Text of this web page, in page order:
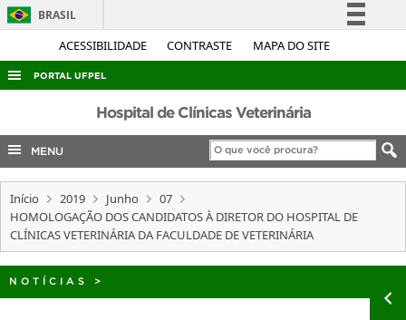
ACESSIBILIDADE CONTRASTE MAPA DO SITE
BRASIL
Simplifique!
Legislação
Canais
PORTAL UFPEL
ACESSO À INFORMAÇÃO
AUDITORIA
COBALTO
CONCURSOS
EDITAIS
Hospital de Clínicas Veterinária
MENU
Início 2019 Junho
07
HOMOLOGAÇÃO DOS CANDIDATOS À DIRETOR DO HOSPITAL DE
CLÍNICAS VETERINÁRIA DA FACULDADE DE VETERINÁRIA
NOTÍCIAS >